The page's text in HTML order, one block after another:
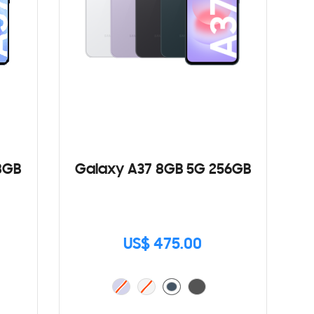
Galaxy A37 8GB 5G 256GB
US$ 475.00